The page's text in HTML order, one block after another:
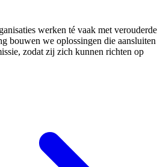
werken té vaak met verouderde
bouwen we oplossingen die aansluiten
zodat zij zich kunnen richten op